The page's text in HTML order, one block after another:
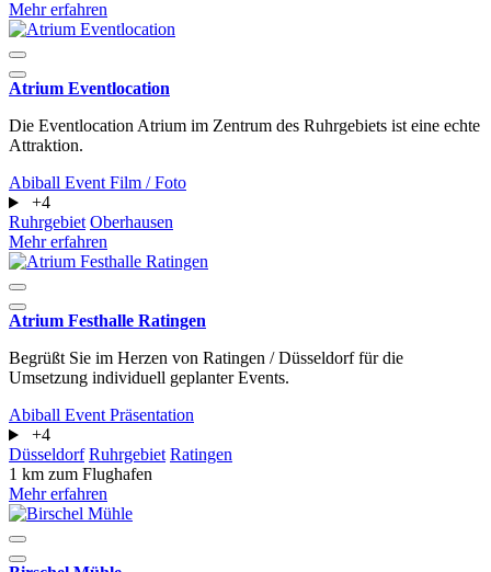
Mehr erfahren
Atrium Eventlocation
Die Eventlocation Atrium im Zentrum des Ruhrgebiets ist eine echte
Attraktion.
Abiball Event Film / Foto
+4
Ruhrgebiet Oberhausen
Mehr erfahren
Atrium Festhalle Ratingen
Begrüßt Sie im Herzen von Ratingen / Düsseldorf für die
Umsetzung individuell geplanter Events.
Abiball Event Präsentation
+4
Düsseldorf Ruhrgebiet Ratingen
1 km zum Flughafen
Mehr erfahren